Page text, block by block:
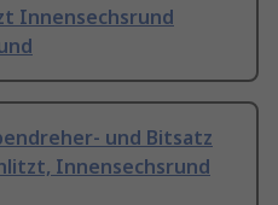
Innensechsrund
und Bitsatz
Innensechsrund